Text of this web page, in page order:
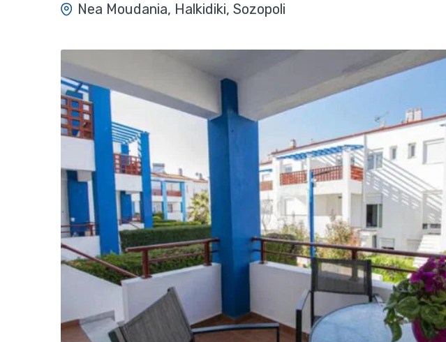
Nea Moudania, Halkidiki, Sozopoli